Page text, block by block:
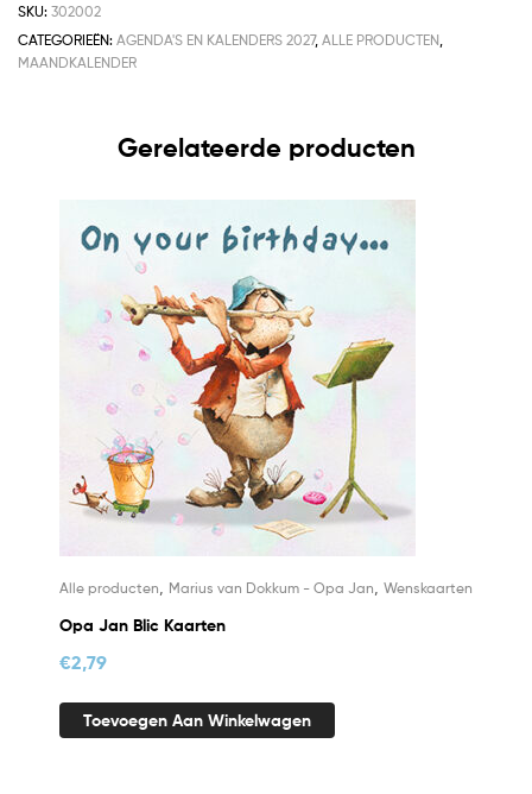
SKU: 302002
CATEGORIEËN: AGENDA'S EN KALENDERS 2027, ALLE PRODUCTEN
MAANDKALENDER
Gerelateerde producten
Alle producten Marius van Dokkum - Opa Jan Wenskaarten
Opa Jan Blic Kaarten
€2,79
Toevoegen Aan Winkelwagen